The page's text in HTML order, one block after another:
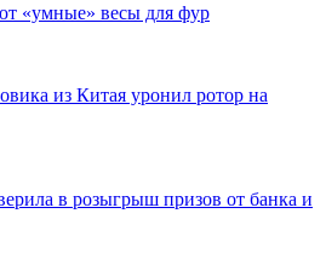
«умные» весы для фур
из Китая уронил ротор на
в розыгрыш призов от банка и